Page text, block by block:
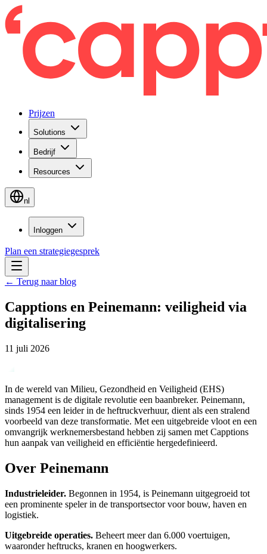
Prijzen
Solutions
Bedrijf
Resources
nl
Inloggen
Plan een strategiegesprek
← Terug naar blog
Capptions en Peinemann: veiligheid via
digitalisering
11 juli 2026
In de wereld van Milieu, Gezondheid en Veiligheid (EHS)
management is de digitale revolutie een baanbreker. Peinemann,
sinds 1954 een leider in de heftruckverhuur, dient als een stralend
voorbeeld van deze transformatie. Met een uitgebreide vloot en een
omvangrijk werknemersbestand hebben zij samen met Capptions
hun aanpak van veiligheid en efficiëntie hergedefinieerd.
Over Peinemann
Industrieleider. Begonnen in 1954, is Peinemann uitgegroeid tot
een prominente speler in de transportsector voor bouw, haven en
logistiek.
Uitgebreide operaties. Beheert meer dan 6.000 voertuigen,
waaronder heftrucks, kranen en hoogwerkers.